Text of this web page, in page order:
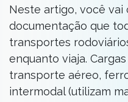
Neste artigo, você vai
documentação que
transportes
enquanto viaja.
transporte aéreo,
intermodal (utilizam